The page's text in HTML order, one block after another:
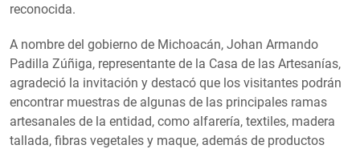
reconocida.
A nombre del gobierno de Michoacán, Johan Armando
Padilla Zúñiga, representante de la Casa de las Artesanías,
agradeció la invitación y destacó que los visitantes podrán
encontrar muestras de algunas de las principales ramas
artesanales de la entidad, como alfarería, textiles, madera
tallada, fibras vegetales y maque, además de productos